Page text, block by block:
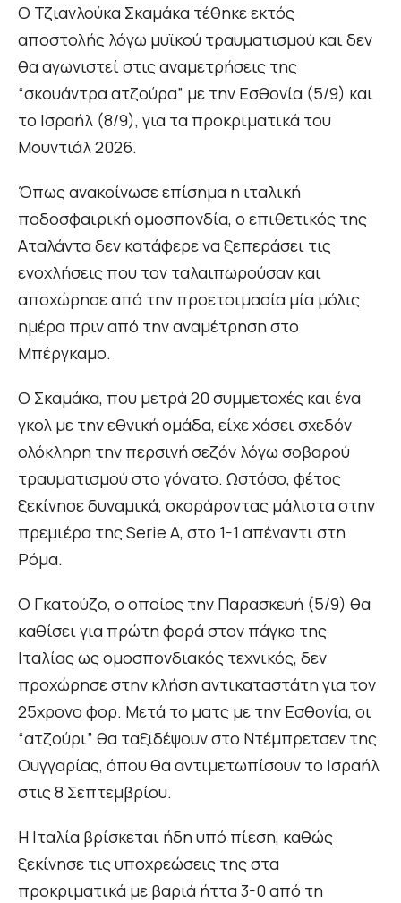
Ο Τζιανλούκα Σκαμάκα τέθηκε εκτός
αποστολής λόγω μυϊκού τραυματισμού και δεν
θα αγωνιστεί στις αναμετρήσεις της
“σκουάντρα ατζούρα” με την Εσθονία (5/9) και
το Ισραήλ (8/9), για τα προκριματικά του
Μουντιάλ 2026.
Όπως ανακοίνωσε επίσημα η ιταλική
ποδοσφαιρική ομοσπονδία, ο επιθετικός της
Αταλάντα δεν κατάφερε να ξεπεράσει τις
ενοχλήσεις που τον ταλαιπωρούσαν και
αποχώρησε από την προετοιμασία μία μόλις
ημέρα πριν από την αναμέτρηση στο
Μπέργκαμο.
Ο Σκαμάκα, που μετρά 20 συμμετοχές και ένα
γκολ με την εθνική ομάδα, είχε χάσει σχεδόν
ολόκληρη την περσινή σεζόν λόγω σοβαρού
τραυματισμού στο γόνατο. Ωστόσο, φέτος
ξεκίνησε δυναμικά, σκοράροντας μάλιστα στην
πρεμιέρα της Serie A, στο 1-1 απέναντι στη
Ρόμα.
Ο Γκατούζο, ο οποίος την Παρασκευή (5/9) θα
καθίσει για πρώτη φορά στον πάγκο της
Ιταλίας ως ομοσπονδιακός τεχνικός, δεν
προχώρησε στην κλήση αντικαταστάτη για τον
25χρονο φορ. Μετά το ματς με την Εσθονία, οι
“ατζούρι” θα ταξιδέψουν στο Ντέμπρετσεν της
Ουγγαρίας, όπου θα αντιμετωπίσουν το Ισραήλ
στις 8 Σεπτεμβρίου.
Η Ιταλία βρίσκεται ήδη υπό πίεση, καθώς
ξεκίνησε τις υποχρεώσεις της στα
προκριματικά με βαριά ήττα 3-0 από τη